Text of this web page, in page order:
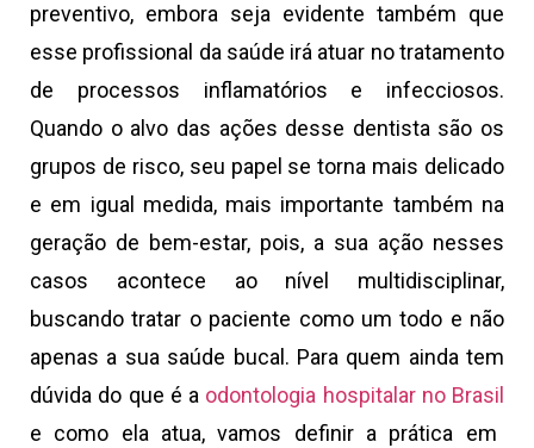
preventivo, embora seja evidente também que
esse profissional da saúde irá atuar no tratamento
de processos inflamatórios e infecciosos.
Quando o alvo das ações desse dentista são os
grupos de risco, seu papel se torna mais delicado
e em igual medida, mais importante também na
geração de bem-estar, pois, a sua ação nesses
casos acontece ao nível multidisciplinar,
buscando tratar o paciente como um todo e não
apenas a sua saúde bucal. Para quem ainda tem
dúvida do que é a odontologia hospitalar no Brasil
e como ela atua, vamos definir a prática em